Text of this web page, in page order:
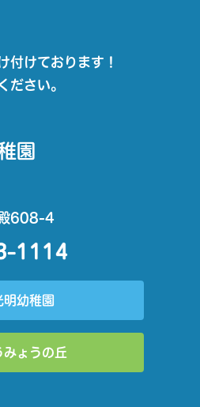
付けております！
ださい。
園
608-4
明幼稚園
みょうの丘